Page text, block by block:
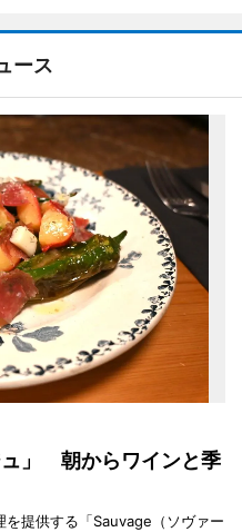
ース
ュ」 朝からワインと季
提供する「Sauvage（ソヴァー